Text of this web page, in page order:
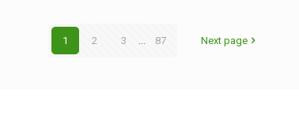
1 2 3 ... 87 Next page